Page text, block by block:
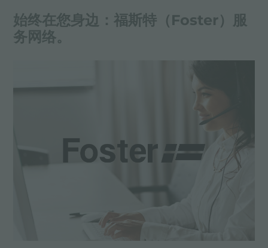
始终在您身边：福斯特（Foster）服
务网络。